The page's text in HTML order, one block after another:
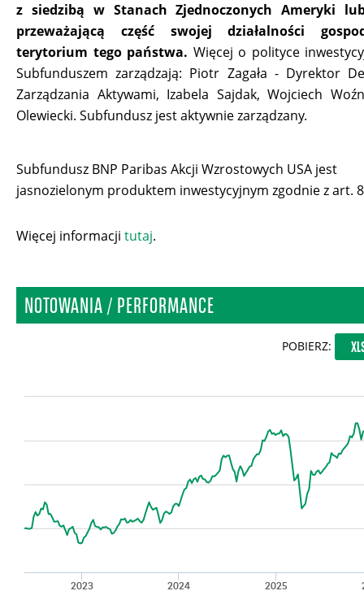
z siedzibą w Stanach Zjednoczonych Ameryki
przeważającą część swojej działalności
terytorium tego państwa. Więcej o polityce
Subfunduszem zarządzają: Piotr Zagała - Dyrektor
Zarządzania Aktywami, Izabela Sajdak, Wojciech
Olewiecki. Subfundusz jest aktywnie zarządzany.
Subfundusz BNP Paribas Akcji Wzrostowych USA jest
jasnozielonym produktem inwestycyjnym zgodnie z art. 8
Więcej informacji tutaj.
NOTOWANIA / PERFORMANCE
POBIERZ:
2023 2024 2025